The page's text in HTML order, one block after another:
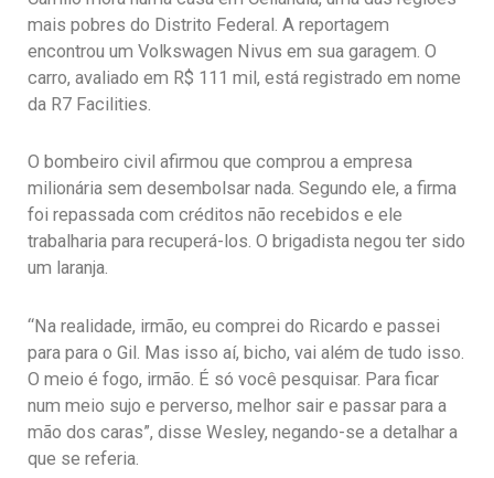
mais pobres do Distrito Federal. A reportagem
encontrou um Volkswagen Nivus em sua garagem. O
carro, avaliado em R$ 111 mil, está registrado em nome
da R7 Facilities.
O bombeiro civil afirmou que comprou a empresa
milionária sem desembolsar nada. Segundo ele, a firma
foi repassada com créditos não recebidos e ele
trabalharia para recuperá-los. O brigadista negou ter sido
um laranja.
“Na realidade, irmão, eu comprei do Ricardo e passei
para para o Gil. Mas isso aí, bicho, vai além de tudo isso.
O meio é fogo, irmão. É só você pesquisar. Para ficar
num meio sujo e perverso, melhor sair e passar para a
mão dos caras”, disse Wesley, negando-se a detalhar a
que se referia.